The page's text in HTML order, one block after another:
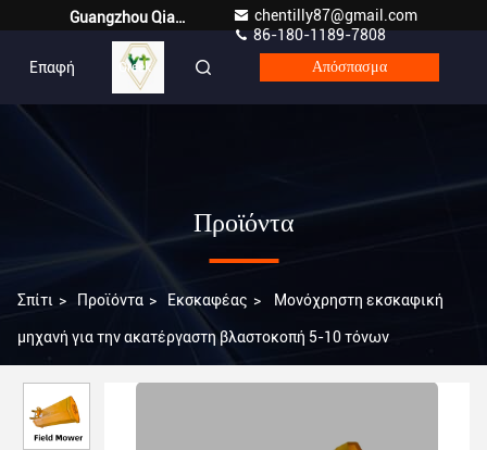
Guangzhou Qianyuan Construction Machinery Co,.LTD
chentilly87@gmail.com
86-180-1189-7808
Επαφή
Greek Απόσπασμα
Προϊόντα
Σπίτι > Προϊόντα > Εκσκαφέας > Μονόχρηστη εκσκαφική
μηχανή για την ακατέργαστη βλαστοκοπή 5-10 τόνων